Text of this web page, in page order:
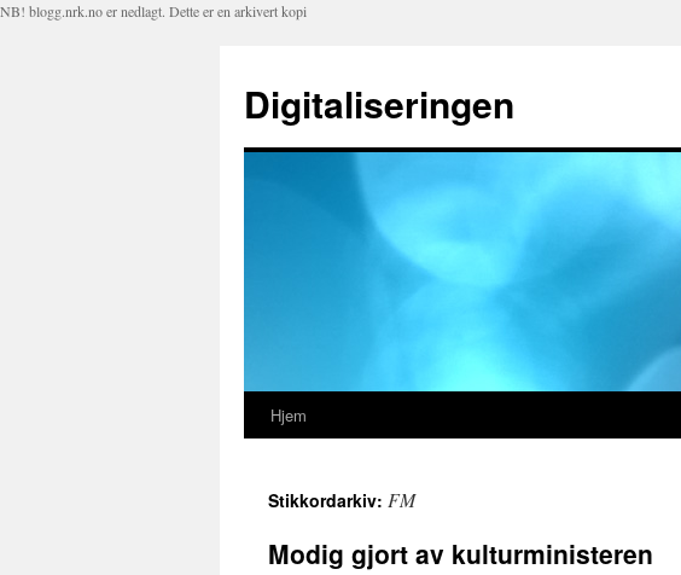
NB! blogg.nrk.no er nedlagt. Dette er en arkivert kopi
Digitaliseringen
Hopp
innhold
Hjem
Stikkordarkiv: FM
Modig gjort av kulturministeren